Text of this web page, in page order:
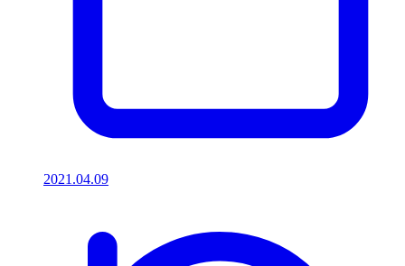
2021.04.09